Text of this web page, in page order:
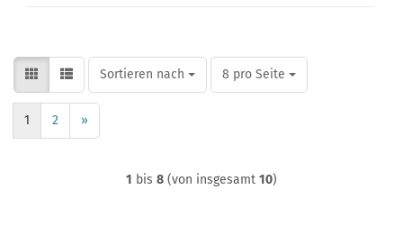
Sortieren nach
Sortieren nach 8 pro Seite
pro Seite
1 2 »
1 bis 8 (von insgesamt 10)